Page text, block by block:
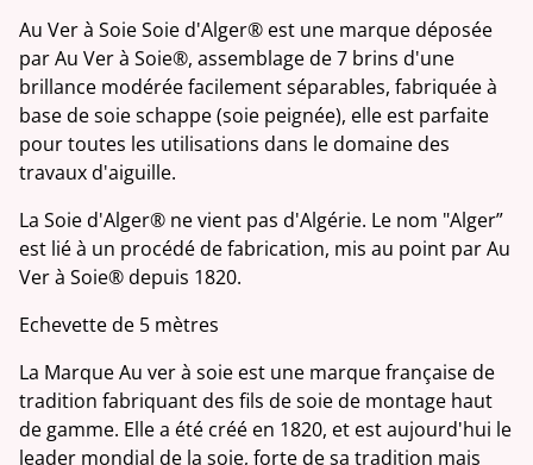
Au Ver à Soie Soie d'Alger® est une marque déposée
par Au Ver à Soie®, assemblage de 7 brins d'une
brillance modérée facilement séparables, fabriquée à
base de soie schappe (soie peignée), elle est parfaite
pour toutes les utilisations dans le domaine des
travaux d'aiguille.
La Soie d'Alger® ne vient pas d'Algérie. Le nom "Alger”
est lié à un procédé de fabrication, mis au point par Au
Ver à Soie® depuis 1820.
Echevette de 5 mètres
La Marque Au ver à soie est une marque française de
tradition fabriquant des fils de soie de montage haut
de gamme. Elle a été créé en 1820, et est aujourd'hui le
leader mondial de la soie, forte de sa tradition mais